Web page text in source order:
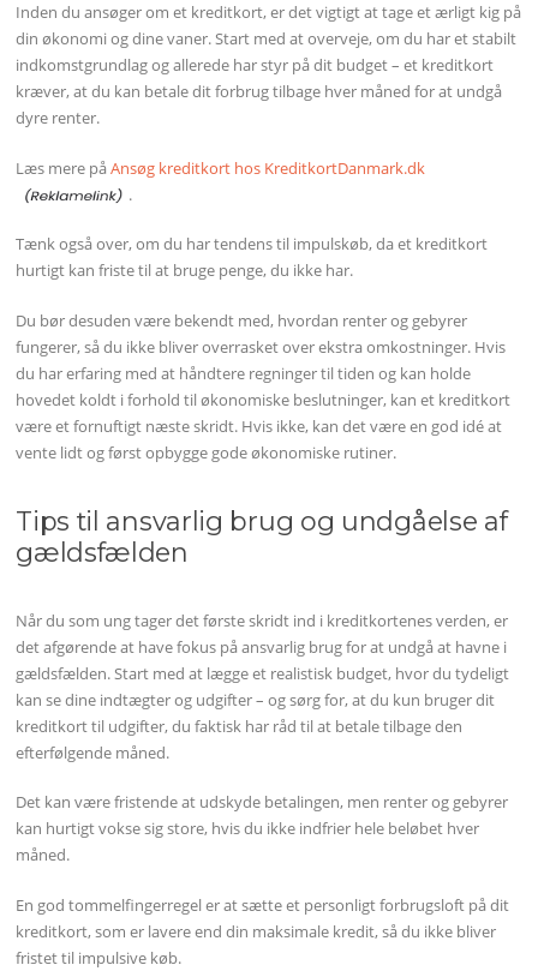
Inden du ansøger om et kreditkort, er det vigtigt at tage et ærligt kig på
din økonomi og dine vaner. Start med at overveje, om du har et stabilt
indkomstgrundlag og allerede har styr på dit budget – et kreditkort
kræver, at du kan betale dit forbrug tilbage hver måned for at undgå
dyre renter.
Læs mere påAnsøg kreditkort hos KreditkortDanmark.dk
.
Tænk også over, om du har tendens til impulskøb, da et kreditkort
hurtigt kan friste til at bruge penge, du ikke har.
Du bør desuden være bekendt med, hvordan renter og gebyrer
fungerer, så du ikke bliver overrasket over ekstra omkostninger. Hvis
du har erfaring med at håndtere regninger til tiden og kan holde
hovedet koldt i forhold til økonomiske beslutninger, kan et kreditkort
være et fornuftigt næste skridt. Hvis ikke, kan det være en god idé at
vente lidt og først opbygge gode økonomiske rutiner.
Tips til ansvarlig brug og undgåelse af
gældsfælden
Når du som ung tager det første skridt ind i kreditkortenes verden, er
det afgørende at have fokus på ansvarlig brug for at undgå at havne i
gældsfælden. Start med at lægge et realistisk budget, hvor du tydeligt
kan se dine indtægter og udgifter – og sørg for, at du kun bruger dit
kreditkort til udgifter, du faktisk har råd til at betale tilbage den
efterfølgende måned.
Det kan være fristende at udskyde betalingen, men renter og gebyrer
kan hurtigt vokse sig store, hvis du ikke indfrier hele beløbet hver
måned.
En god tommelfingerregel er at sætte et personligt forbrugsloft på dit
kreditkort, som er lavere end din maksimale kredit, så du ikke bliver
fristet til impulsive køb.